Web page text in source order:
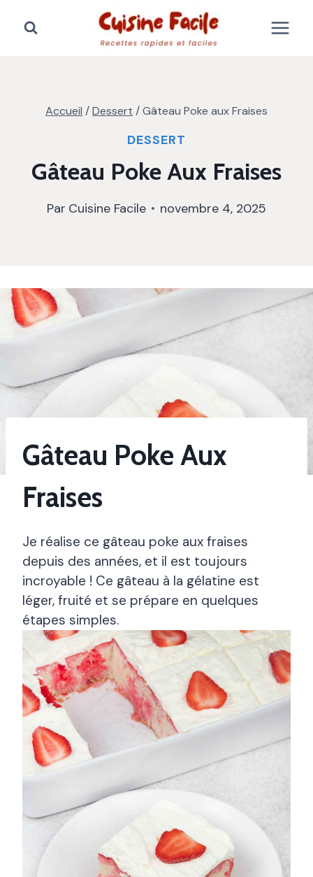
Accueil /Dessert /Gâteau Poke aux Fraises
DESSERT
Gâteau Poke Aux Fraises
Par Cuisine Facile novembre 4, 2025
Gâteau Poke Aux
Fraises
Je réalise ce gâteau poke aux fraises
depuis des années, et il est toujours
incroyable ! Ce gâteau à la gélatine est
léger, fruité et se prépare en quelques
étapes simples.